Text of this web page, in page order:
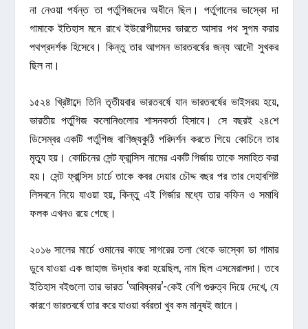
না নেওয়া পর্যন্ত তা পর্তুগিজদের অধীনে ছিল। পর্তুগালের ভাস্কো দা
গামাকে ইতিহাস মনে রাখে ইউরোপীয়দের ভারতে আসার পথ সুগম করার
পথপ্রদর্শক হিসেবে। কিন্তু তার আগমন ভারতবর্ষের জন্য আদৌ সুখকর
ছিল না।
১৫২৪ খ্রিষ্টাব্দে তিনি তৃতীয়বার ভারতবর্ষে যান ভারতবর্ষের ভাইসরয় হয়ে,
ভারতীয় পর্তুগিজ কলোনিগুলোর শাসনকর্তা হিসাবে। সে বছরই ২৪শে
ডিসেম্বর একটি পর্তুগিজ বাণিজ্যকুঠি পরিদর্শন করতে গিয়ে কোচিনে তার
মৃত্যু হয়। কোচিনের সেন্ট ফ্রান্সিস নামের একটি গির্জায় তাকে সমাহিত করা
হয়। সেন্ট ফ্রান্সিস চার্চে তাকে কবর দেয়ার চৌদ্দ বছর পর তার দেহাবশিষ্ট
লিসবনে নিয়ে যাওয়া হয়, কিন্তু এই গির্জার মধ্যে তার কফিন ও সমাধি
ফলক এখনও রয়ে গেছে।
২০১৬ সালের মার্চে ওমানের কাছে সাগরের তলা থেকে ভাস্কো ডা গামার
ডুবে যাওয়া এক জাহাজ উদ্ধার করা হয়েছিল, নাম ছিল এসমেরালদা। তবে
ইতিহাস বইগুলো তার ভারত ‘আবিষ্কার’-কেই বেশি গুরুত্ব দিয়ে দেখে, যে
কারণে ভারতবর্ষে তার করে যাওয়া বর্বরতা খুব কম মানুষই জানে।